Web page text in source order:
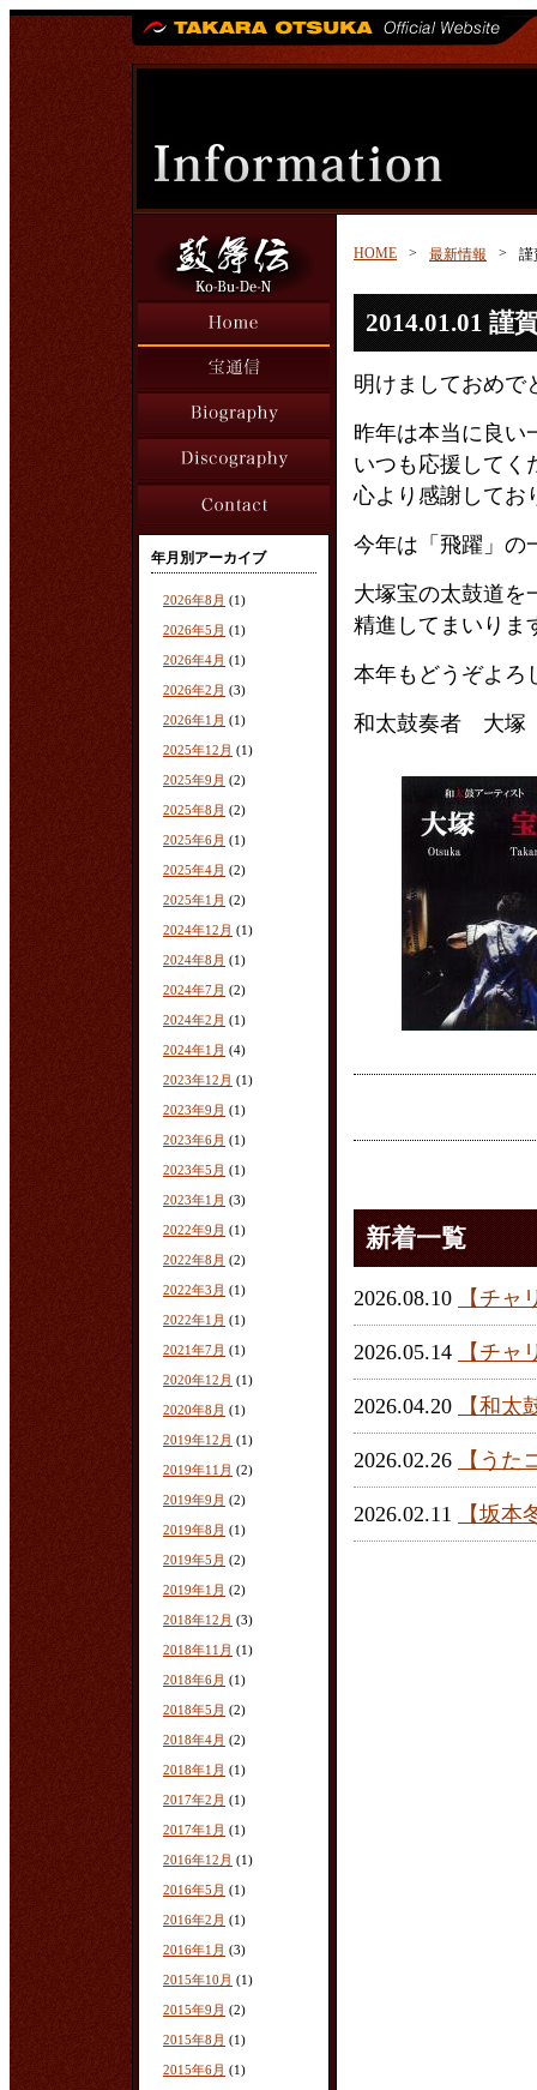
年月別アーカイブ
2026年8月 (1)
2026年5月 (1)
2026年4月 (1)
2026年2月 (3)
2026年1月 (1)
2025年12月 (1)
2025年9月 (2)
2025年8月 (2)
2025年6月 (1)
2025年4月 (2)
2025年1月 (2)
2024年12月 (1)
2024年8月 (1)
2024年7月 (2)
2024年2月 (1)
2024年1月 (4)
2023年12月 (1)
2023年9月 (1)
2023年6月 (1)
2023年5月 (1)
2023年1月 (3)
2022年9月 (1)
2022年8月 (2)
2022年3月 (1)
2022年1月 (1)
2021年7月 (1)
2020年12月 (1)
2020年8月 (1)
2019年12月 (1)
2019年11月 (2)
2019年9月 (2)
2019年8月 (1)
2019年5月 (2)
2019年1月 (2)
2018年12月 (3)
2018年11月 (1)
2018年6月 (1)
2018年5月 (2)
2018年4月 (2)
2018年1月 (1)
2017年2月 (1)
2017年1月 (1)
2016年12月 (1)
2016年5月 (1)
2016年2月 (1)
2016年1月 (3)
2015年10月 (1)
2015年9月 (2)
2015年8月 (1)
2015年6月 (1)
HOME > 最新情報 > 謹
2014.01.01 謹
明けましておめで
昨年は本当に良い
いつも応援してく
心より感謝してお
今年は「飛躍」の
大塚宝の太鼓道を
精進してまいりま
本年もどうぞよろ
和太鼓奏者 大
新着一覧
2026.08.10 【チ
2026.05.14 【チ
2026.04.20 【和太
2026.02.26 【うた
2026.02.11 【坂本